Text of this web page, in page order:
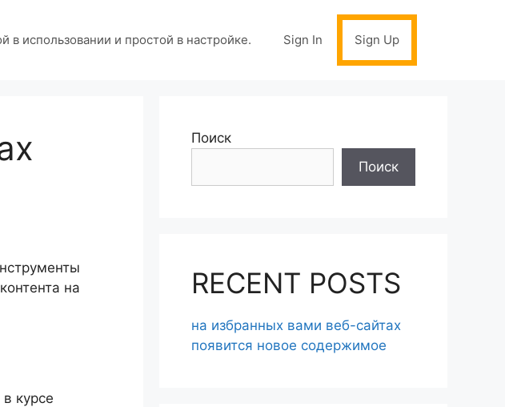
в использовании и простой в настройке. Sign In Sign Up
на
курсе
Поиск
Поиск
RECENT POSTS
на избранных вами веб-сайтах
появится новое содержимое